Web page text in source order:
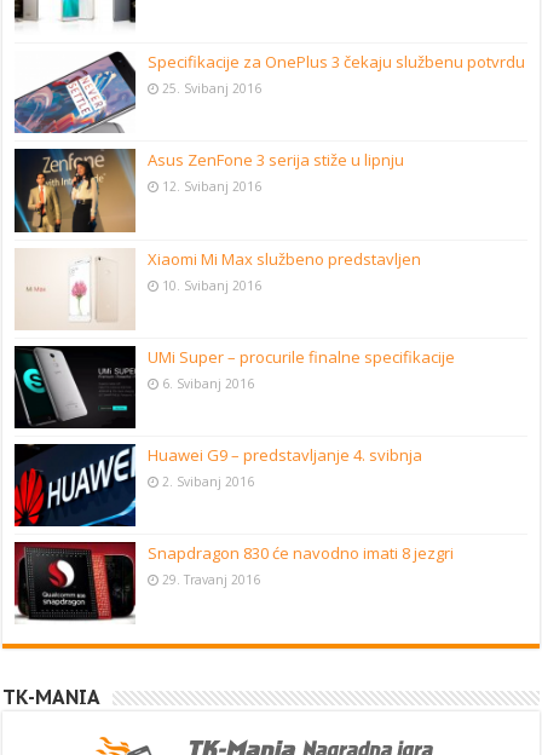
Specifikacije za OnePlus 3 čekaju službenu potvrdu
25. Svibanj 2016
Asus ZenFone 3 serija stiže u lipnju
12. Svibanj 2016
Xiaomi Mi Max službeno predstavljen
10. Svibanj 2016
UMi Super – procurile finalne specifikacije
6. Svibanj 2016
Huawei G9 – predstavljanje 4. svibnja
2. Svibanj 2016
Snapdragon 830 će navodno imati 8 jezgri
29. Travanj 2016
TK-MANIA